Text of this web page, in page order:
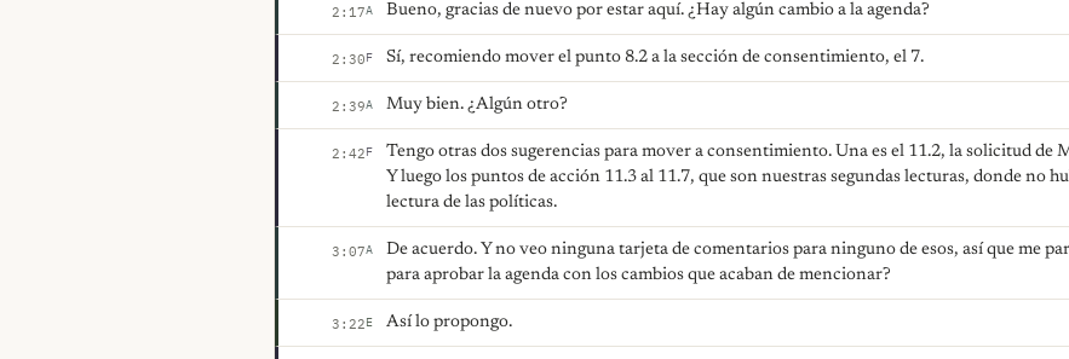
2:17A Bueno, gracias de nuevo por estar aquí. ¿Hay algún cambio a la agenda?
2:30F Sí, recomiendo mover el punto 8.2 a la sección de consentimiento, el 7.
2:39A Muy bien. ¿Algún otro?
2:42F
Tengo otras dos sugerencias para mover a consentimiento. Una es el 11.2, la solicitud de
Y luego los puntos de acción 11.3 al 11.7, que son nuestras segundas lecturas, donde no
lectura de las políticas.
3:07A
De acuerdo. Y no veo ninguna tarjeta de comentarios para ninguno de esos, así que me
para aprobar la agenda con los cambios que acaban de mencionar?
3:22E Así lo propongo.